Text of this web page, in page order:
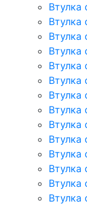
Втулка
Втулка
Втулка
Втулка
Втулка
Втулка
Втулка
Втулка
Втулка
Втулка
Втулка
Втулка
Втулка
Втулка